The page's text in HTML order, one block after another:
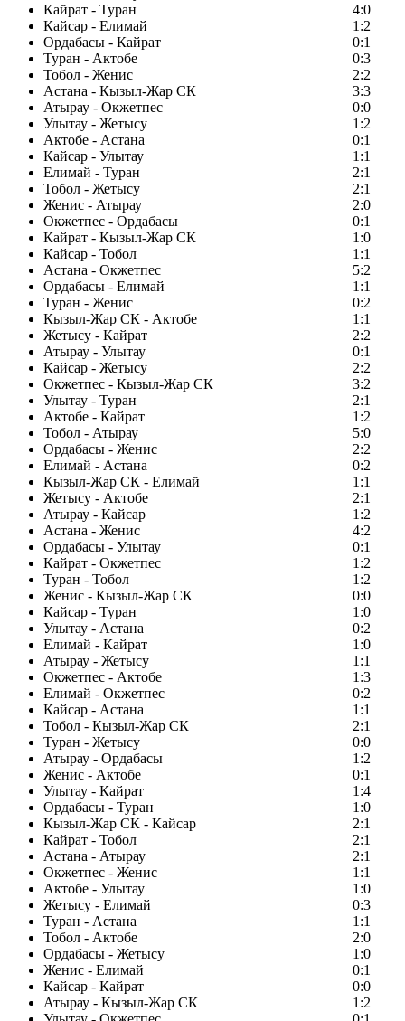
Кайрат - Туран
4:0
Кайсар - Елимай
1:2
Ордабасы - Кайрат
0:1
Туран - Актобе
0:3
Тобол - Женис
2:2
Астана - Кызыл-Жар СК
3:3
Атырау - Окжетпес
0:0
Улытау - Жетысу
1:2
Актобе - Астана
0:1
Кайсар - Улытау
1:1
Елимай - Туран
2:1
Тобол - Жетысу
2:1
Женис - Атырау
2:0
Окжетпес - Ордабасы
0:1
Кайрат - Кызыл-Жар СК
1:0
Кайсар - Тобол
1:1
Астана - Окжетпес
5:2
Ордабасы - Елимай
1:1
Туран - Женис
0:2
Кызыл-Жар СК - Актобе
1:1
Жетысу - Кайрат
2:2
Атырау - Улытау
0:1
Кайсар - Жетысу
2:2
Окжетпес - Кызыл-Жар СК
3:2
Улытау - Туран
2:1
Актобе - Кайрат
1:2
Тобол - Атырау
5:0
Ордабасы - Женис
2:2
Елимай - Астана
0:2
Кызыл-Жар СК - Елимай
1:1
Жетысу - Актобе
2:1
Атырау - Кайсар
1:2
Астана - Женис
4:2
Ордабасы - Улытау
0:1
Кайрат - Окжетпес
1:2
Туран - Тобол
1:2
Женис - Кызыл-Жар СК
0:0
Кайсар - Туран
1:0
Улытау - Астана
0:2
Елимай - Кайрат
1:0
Атырау - Жетысу
1:1
Окжетпес - Актобе
1:3
Елимай - Окжетпес
0:2
Кайсар - Астана
1:1
Тобол - Кызыл-Жар СК
2:1
Туран - Жетысу
0:0
Атырау - Ордабасы
1:2
Женис - Актобе
0:1
Улытау - Кайрат
1:4
Ордабасы - Туран
1:0
Кызыл-Жар СК - Кайсар
2:1
Кайрат - Тобол
2:1
Астана - Атырау
2:1
Окжетпес - Женис
1:1
Актобе - Улытау
1:0
Жетысу - Елимай
0:3
Туран - Астана
1:1
Тобол - Актобе
2:0
Ордабасы - Жетысу
1:0
Женис - Елимай
0:1
Кайсар - Кайрат
0:0
Атырау - Кызыл-Жар СК
1:2